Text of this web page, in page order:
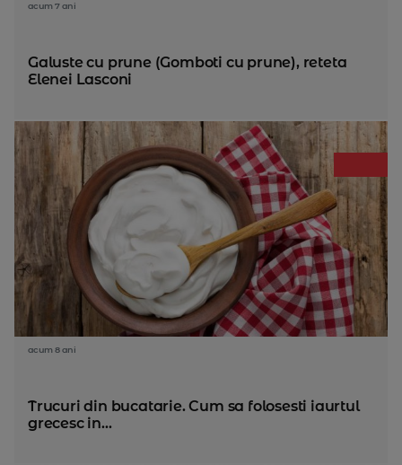
acum 7 ani
Galuste cu prune (Gomboti cu prune), reteta
Elenei Lasconi
acum 8 ani
Trucuri din bucatarie. Cum sa folosesti iaurtul
grecesc in...